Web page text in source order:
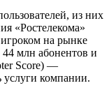
из них
«Ростелекома»
на рынке
млн абонентов и
Score) —
услуги компании.